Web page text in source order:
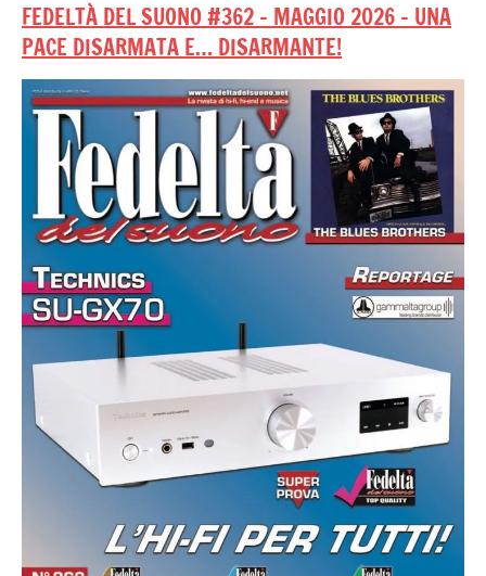
FEDELTÀ DEL SUONO #362 – MAGGIO 2026 – UNA
PACE DISARMATA E… DISARMANTE!